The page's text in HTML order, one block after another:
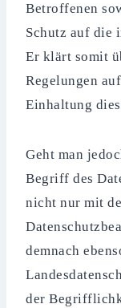
Betroffenen
Schutz auf die
Er klärt somit
Regelungen
Einhaltung
Geht man
Begriff des
nicht nur mit
demnach
der